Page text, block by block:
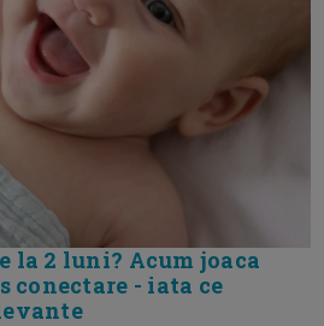
la 2 luni? Acum joaca
conectare - iata ce